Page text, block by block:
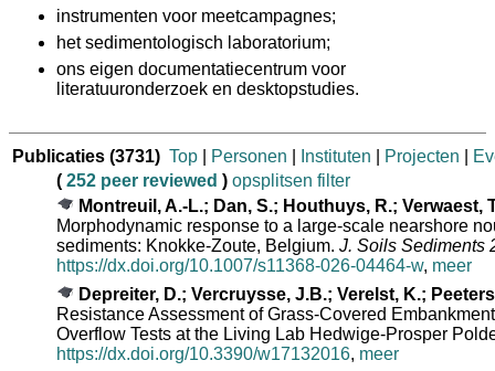
instrumenten voor meetcampagnes;
het sedimentologisch laboratorium;
ons eigen documentatiecentrum voor
literatuuronderzoek en desktopstudies.
Publicaties (3731) Top Personen Instituten Projecten
( 252 peer reviewed ) opsplitsen filter
Montreuil, A.-L.; Dan, S.; Houthuys, R.; Verwaest,
Morphodynamic response to a large-scale nearshore
sediments: Knokke-Zoute, Belgium. J. Soils Sediments
https://dx.doi.org/10.1007/s11368-026-04464-w, meer
Depreiter, D.; Vercruysse, J.B.; Verelst, K.;
Resistance Assessment of Grass-Covered
Overflow Tests at the Living Lab Hedwige-Prosper
https://dx.doi.org/10.3390/w17132016, meer